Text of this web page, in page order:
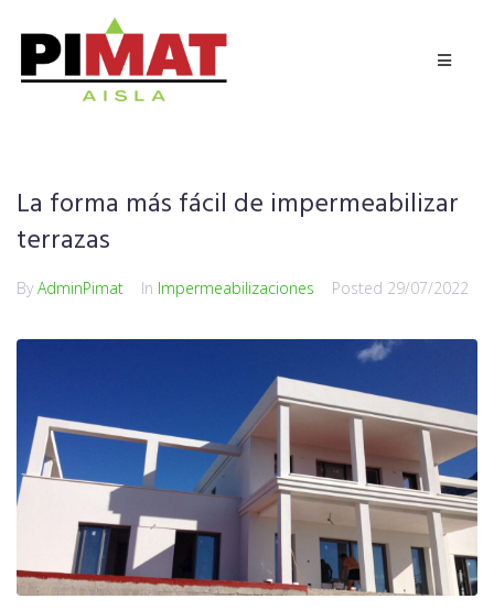
La forma más fácil de impermeabilizar
terrazas
By AdminPimat In Impermeabilizaciones Posted 29/07/2022